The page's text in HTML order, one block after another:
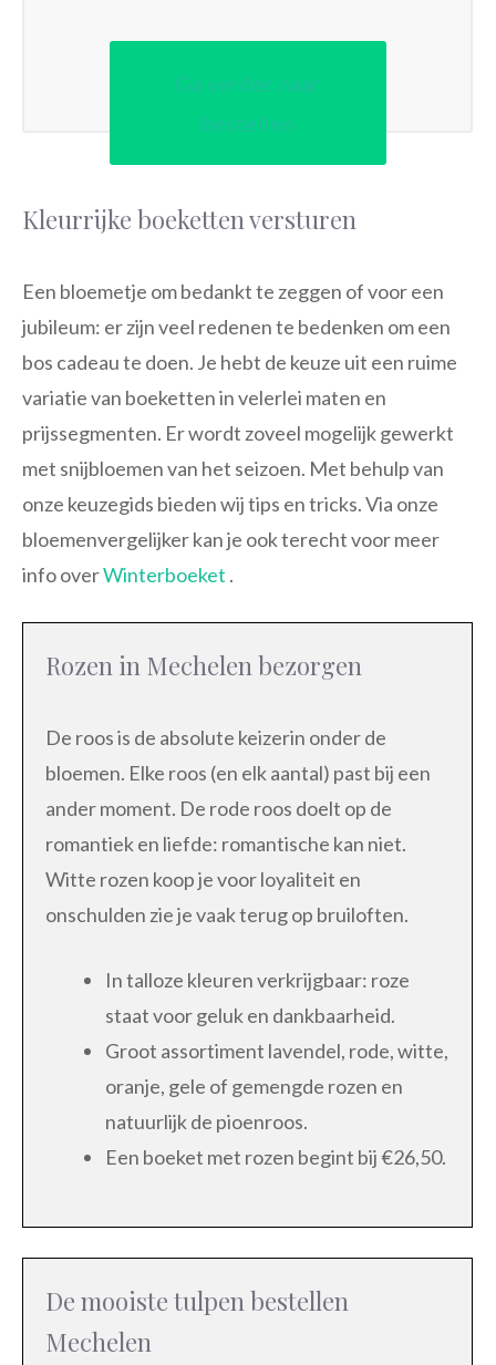
Ga verder naar
bestellen
Kleurrijke boeketten versturen
Een bloemetje om bedankt te zeggen of voor een
jubileum: er zijn veel redenen te bedenken om een
bos cadeau te doen. Je hebt de keuze uit een ruime
variatie van boeketten in velerlei maten en
prijssegmenten. Er wordt zoveel mogelijk gewerkt
met snijbloemen van het seizoen. Met behulp van
onze keuzegids bieden wij tips en tricks. Via onze
bloemenvergelijker kan je ook terecht voor meer
info overWinterboeket .
Rozen in Mechelen bezorgen
De roos is de absolute keizerin onder de
bloemen. Elke roos (en elk aantal) past bij een
ander moment. De rode roos doelt op de
romantiek en liefde: romantische kan niet.
Witte rozen koop je voor loyaliteit en
onschulden zie je vaak terug op bruiloften.
In talloze kleuren verkrijgbaar: roze
staat voor geluk en dankbaarheid.
Groot assortiment lavendel, rode, witte,
oranje, gele of gemengde rozen en
natuurlijk de pioenroos.
Een boeket met rozen begint bij €26,50.
De mooiste tulpen bestellen
Mechelen